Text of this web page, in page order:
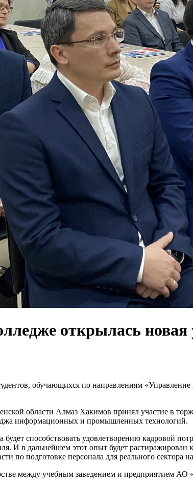
открылась новая
обучающихся по направлениям
области Алмаз Хакимов принял участие в
информационных и промышленных технологий.
будет способствовать удовлетворению кадровой
И в дальнейшем этот опыт будет растиражирован
по подготовке персонала для реального сектора
между учебным заведением и предприятием